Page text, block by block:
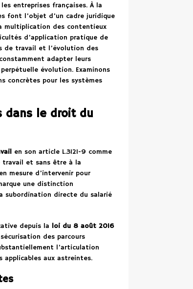
entreprises françaises. À la
font l’objet d’un cadre juridique
multiplication des contentieux
d’application pratique de
de travail et l’évolution des
adapter leurs
évolution. Examinons
concrètes pour les systèmes
dans le droit du
en son article L.3121-9 comme
travail et sans être à la
mesure d’intervenir pour
une distinction
subordination directe du salarié
depuis la loi du 8 août 2016
des parcours
l’articulation
aux astreintes.